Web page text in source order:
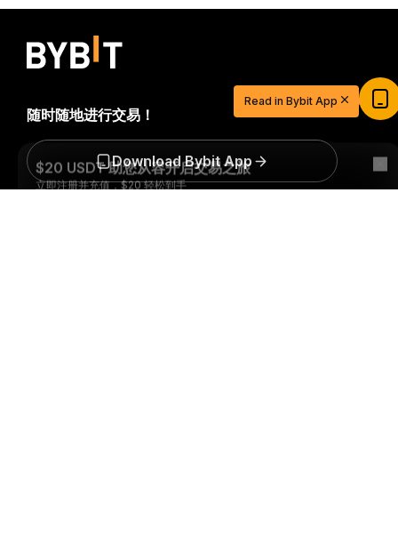
随时随地进行交易！
Download Bybit App
$20 USDT 助您从容开启交易之旅
立即注册并充值，$20 轻松到手
立即参与
Read in Bybit App